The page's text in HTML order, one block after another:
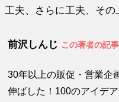
工夫、さらに工夫、そ
前沢しんじ この著者の記
30年以上の販促・営業企
伸ばした！100のアイデ